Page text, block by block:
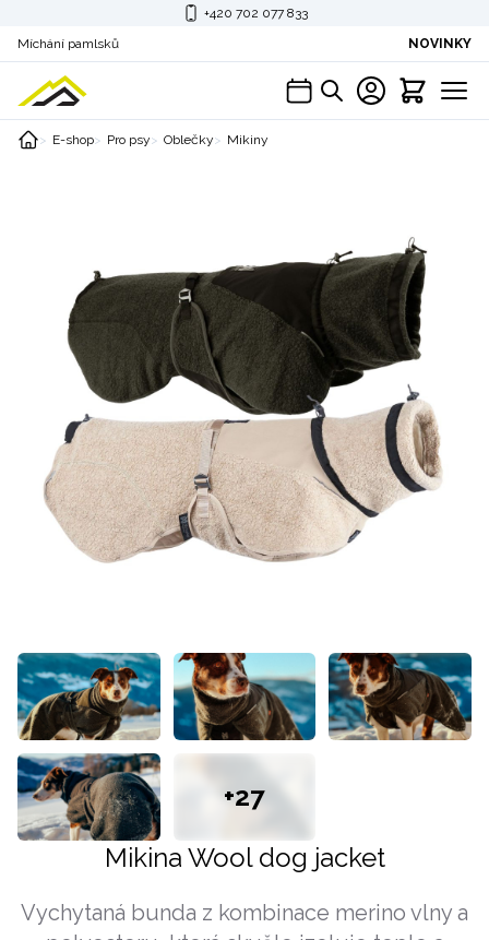
+420 702 077 833
Míchání pamlsků
NOVINKY
E-shop Pro psy Oblečky Mikiny
+27
Mikina Wool dog jacket
Vychytaná bunda z kombinace merino vlny a